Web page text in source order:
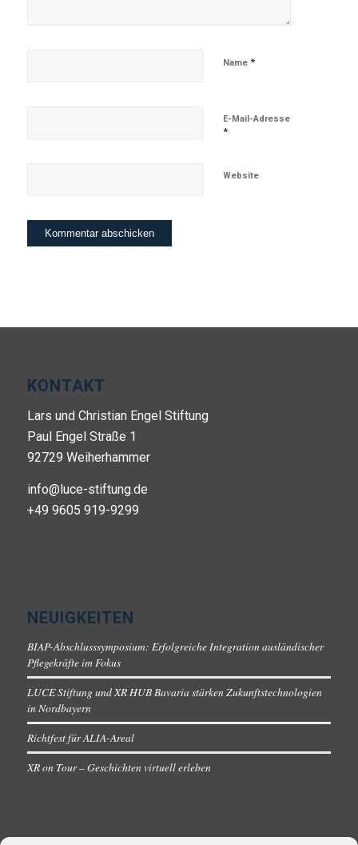
Name *
E-Mail-Adresse
*
Website
KONTAKT
Lars und Christian Engel Stiftung
Paul Engel Straße 1
92729 Weiherhammer
info@luce-stiftung.de
+49 9605 919-9299
NEUIGKEITEN
BIAP-Abschlusssymposium: Erfolgreiche Integration ausländischer
Pflegekräfte im Fokus
LUCE Stiftung und XR HUB Bavaria stärken Zukunftstechnologien
in Nordbayern
Richtfest für ALIA-Areal
XR on Tour – Geschichten virtuell erleben